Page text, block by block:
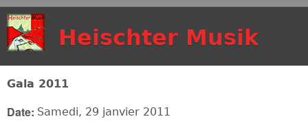
principal
Heischter Musik
Gala 2011
Date: Samedi, 29 janvier 2011